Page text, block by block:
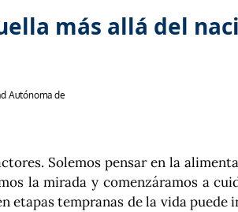
más allá del
Autónoma de
Solemos pensar en la
la mirada y comenzáramos a
etapas tempranas de la vida puede